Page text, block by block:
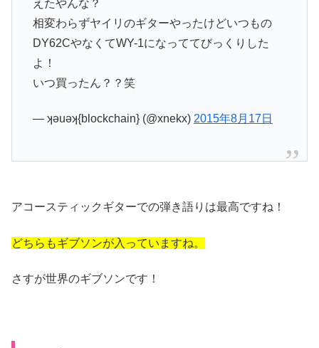
えたやんな？
相変わらずヤイリのギターやったけどいつもの
DY62CやなくてWY-1になっててびっくりした
よ！
いつ買ったん？？笑
— ʞǝuǝʞ{blockchain} (@xnekx) 2015年8月17日
アコースティックギターでの弾き語りは最高ですね！
どちらもギブソンが入っていますね。
さすが世界のギブソンです！